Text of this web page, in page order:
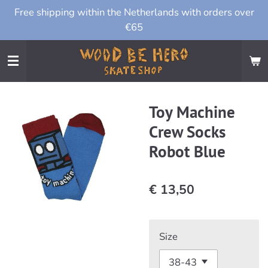
Ga
naar
de
Free shipping within the Netherlands with orders over
€65
Toy Machine
Crew Socks
Robot Blue
€ 13,50
Size